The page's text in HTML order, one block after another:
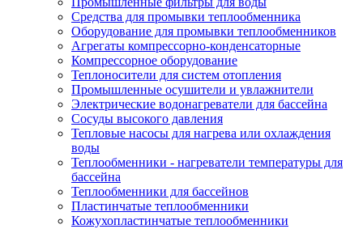
Средства для промывки теплообменника
Оборудование для промывки теплообменников
Агрегаты компрессорно-конденсаторные
Компрессорное оборудование
Теплоносители для систем отопления
Промышленные осушители и увлажнители
Электрические водонагреватели для бассейна
Сосуды высокого давления
Тепловые насосы для нагрева или охлаждения
воды
Теплообменники - нагреватели температуры для
бассейна
Теплообменники для бассейнов
Пластинчатые теплообменники
Кожухопластинчатые теплообменники